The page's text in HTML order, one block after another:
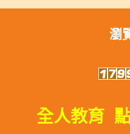
瀏
全人教育